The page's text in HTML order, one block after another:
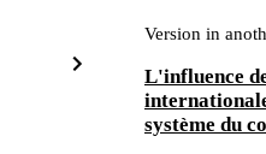
Version in
L'influence
système du